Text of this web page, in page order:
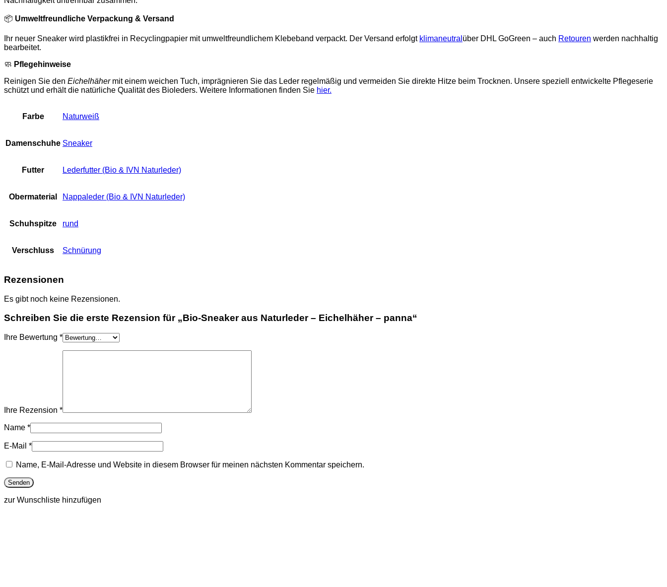
📦 Umweltfreundliche Verpackung & Versand
Ihr neuer Sneaker wird plastikfrei in Recyclingpapier mit umweltfreundlichem Klebeband verpackt. Der Versand erfolgt klimaneutral über DHL GoGreen – auch Retouren werden nachhaltig
bearbeitet.
🧼 Pflegehinweise
Reinigen Sie den Eichelhähermit einem weichen Tuch, imprägnieren Sie das Leder regelmäßig und vermeiden Sie direkte Hitze beim Trocknen. Unsere speziell entwickelte Pflegeserie
schützt und erhält die natürliche Qualität des Bioleders. Weitere Informationen finden Sie hier.
Farbe Naturweiß
Damenschuhe Sneaker
Futter Lederfutter (Bio & IVN Naturleder)
Obermaterial Nappaleder (Bio & IVN Naturleder)
Schuhspitze rund
Verschluss Schnürung
Rezensionen
Es gibt noch keine Rezensionen.
Schreiben Sie die erste Rezension für „Bio-Sneaker aus Naturleder – Eichelhäher – panna“
Ihre Bewertung *
Ihre Rezension *
Name *
E-Mail *
Name, E-Mail-Adresse und Website in diesem Browser für meinen nächsten Kommentar speichern.
zur Wunschliste hinzufügen